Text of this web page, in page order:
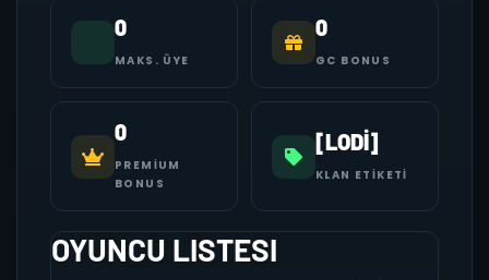
0
MAKS. ÜYE
0
GC BONUS
0
PREMIUM
BONUS
[LODİ]
KLAN ETIKETI
OYUNCU LISTESI